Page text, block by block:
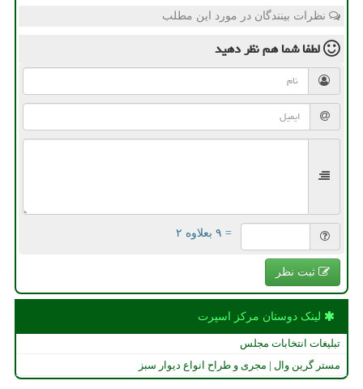
نظرات بینندگان در مورد این مطلب
لطفا شما همنظر دهید
= ۹ بعلاوه ۲
ثبت نظر
لینک دوستان مركز اسپرت
تبلیغات انتخابات مجلس
مستر گرین وال | مجری و طراح انواع دیوار سبز